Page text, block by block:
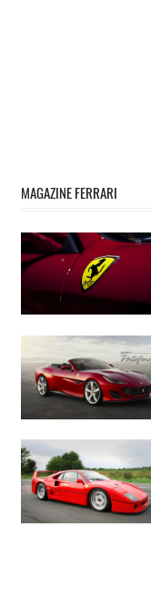
MAGAZINE FERRARI